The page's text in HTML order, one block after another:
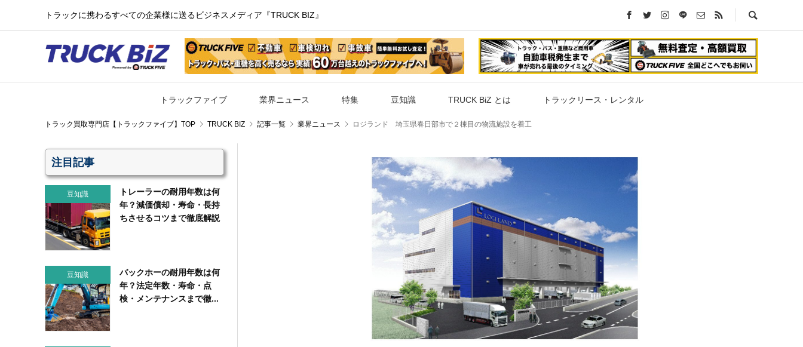
トラックに携わるすべての企業様に送るビジネスメディア『TRUCK BIZ』
トラックファイブ 業界ニュース 特集 豆知識 TRUCK BiZ とは トラックリース・レンタル
TRUCK BIZ 記事一覧 業界ニュース ロジランド 埼玉県春日部市で２棟目の物流施設を着工
注目記事
豆知識
トレーラーの耐用年数は何
年？減価償却・寿命・長持
ちさせるコツまで徹底解説
豆知識
バックホーの耐用年数は何
年？法定年数・寿命・点
検・メンテナンスまで徹...